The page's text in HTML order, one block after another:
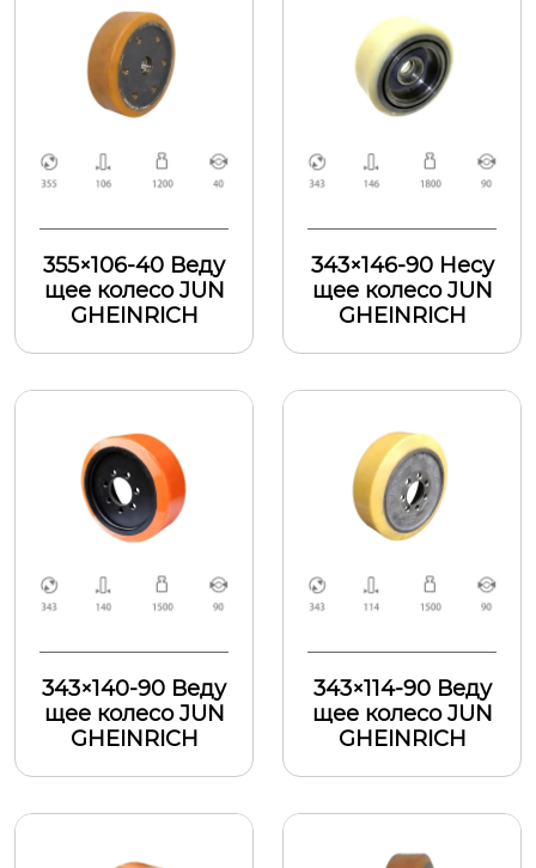
355×106-40 Веду
щее колесо JUN
GHEINRICH
343×146-90 Hесу
щее колесо JUN
GHEINRICH
343×140-90 Веду
щее колесо JUN
GHEINRICH
343×114-90 Веду
щее колесо JUN
GHEINRICH